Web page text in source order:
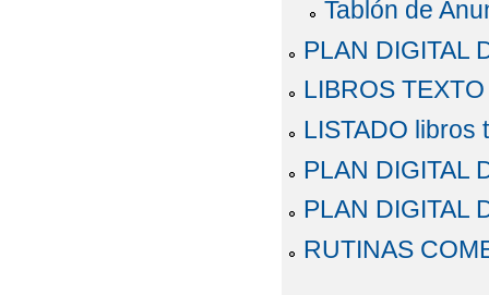
Tablón de
PLAN DIGITAL
LIBROS
LISTADO libros
PLAN DIGITAL
PLAN DIGITAL
RUTINAS